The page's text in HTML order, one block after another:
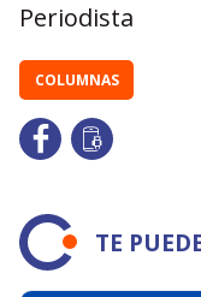
Periodista
COLUMNAS
TE